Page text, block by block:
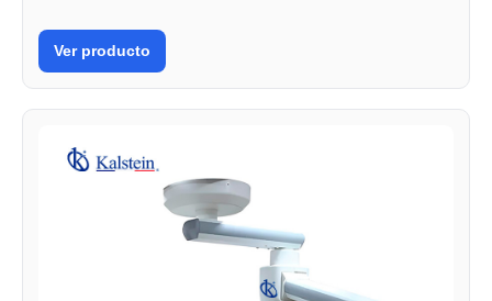
Ver producto